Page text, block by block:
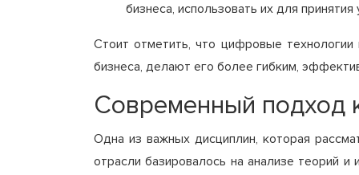
бизнеса, использовать их для
Стоит отметить, что цифровые
бизнеса, делают его более гибким,
Современный подход
Одна из важных дисциплин, которая
отрасли базировалось на анализе теорий